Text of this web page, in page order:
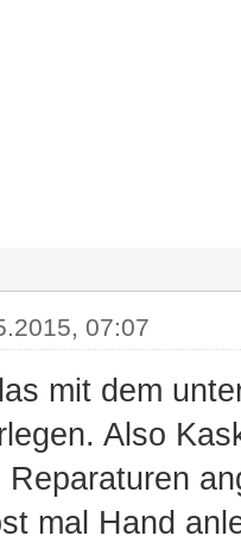
07:07
mit dem
Also
Reparaturen
mal Hand